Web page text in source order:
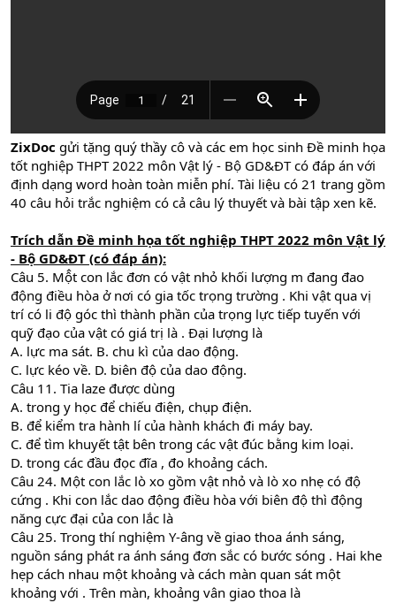
ZixDoc gửi tặng quý thầy cô và các em học sinh Đề minh họa
tốt nghiệp THPT 2022 môn Vật lý - Bộ GD&ĐT có đáp án với
định dạng word hoàn toàn miễn phí. Tài liệu có 21 trang gồm
40 câu hỏi trắc nghiệm có cả câu lý thuyết và bài tập xen kẽ.
Trích dẫn Đề minh họa tốt nghiệp THPT 2022 môn Vật lý
- Bộ GD&ĐT (có đáp án):
Câu 5. Mộ̂t con lắc đơn có vật nhỏ khối lượng m đang đao
động điều hòa ở nơi có gia tốc trọng trường . Khi vật qua vị
trí có li độ góc thì thành phần của trọng lực tiếp tuyến với
quỹ đạo của vật có giá trị là . Đại lượng là
A. lực ma sát. B. chu kì của dao động.
C. lực kéo về. D. biên độ của dao động.
Câu 11. Tia laze được dùng
A. trong y học để chiếu điện, chụp điện.
B. để kiểm tra hành lí của hành khách đi máy bay.
C. để tìm khuyết tật bên trong các vật đúc bằng kim loại.
D. trong các đầu đọc đĩa , đo khoảng cách.
Câu 24. Một con lắc lò xo gồm vật nhỏ và lò xo nhẹ có độ
cứng . Khi con lắc dao động điều hòa với biên độ thì động
năng cực đại của con lắc là
Câu 25. Trong thí nghiệm Y-âng về giao thoa ánh sáng,
nguồn sáng phát ra ánh sáng đơn sắc có bước sóng . Hai khe
hẹp cách nhau một khoảng và cách màn quan sát một
khoảng với . Trên màn, khoảng vân giao thoa là